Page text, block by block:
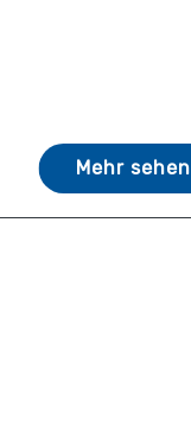
Mehr sehen